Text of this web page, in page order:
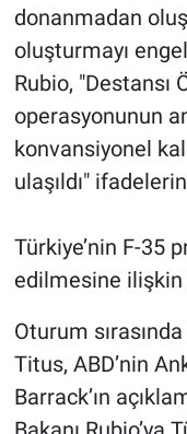
donanmadan
oluşturmayı
Rubio, "Destansı
operasyonunun
konvansiyonel
ulaşıldı"
Türkiye’nin F-35
edilmesine ilişkin
Oturum
Titus, ABD’nin
Barrack’ın